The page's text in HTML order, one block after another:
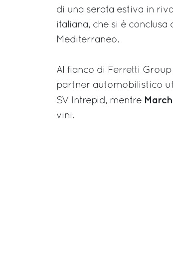
di una serata estiva in
italiana, che si è
Mediterraneo.
Al fianco di Ferretti
partner automobilistico
SV Intrepid, mentre
vini.